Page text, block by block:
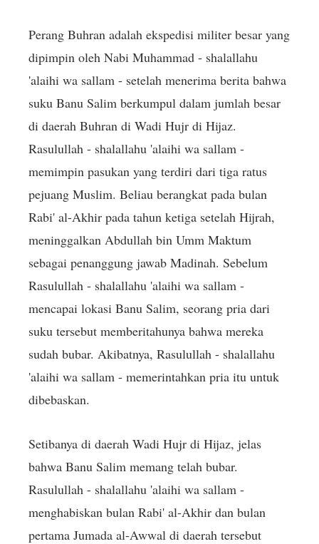
Perang Buhran adalah ekspedisi militer besar yang
dipimpin oleh Nabi Muhammad - shalallahu
'alaihi wa sallam - setelah menerima berita bahwa
suku Banu Salim berkumpul dalam jumlah besar
di daerah Buhran di Wadi Hujr di Hijaz.
Rasulullah - shalallahu 'alaihi wa sallam -
memimpin pasukan yang terdiri dari tiga ratus
pejuang Muslim. Beliau berangkat pada bulan
Rabi' al-Akhir pada tahun ketiga setelah Hijrah,
meninggalkan Abdullah bin Umm Maktum
sebagai penanggung jawab Madinah. Sebelum
Rasulullah - shalallahu 'alaihi wa sallam -
mencapai lokasi Banu Salim, seorang pria dari
suku tersebut memberitahunya bahwa mereka
sudah bubar. Akibatnya, Rasulullah - shalallahu
'alaihi wa sallam - memerintahkan pria itu untuk
dibebaskan.
Setibanya di daerah Wadi Hujr di Hijaz, jelas
bahwa Banu Salim memang telah bubar.
Rasulullah - shalallahu 'alaihi wa sallam -
menghabiskan bulan Rabi' al-Akhir dan bulan
pertama Jumada al-Awwal di daerah tersebut